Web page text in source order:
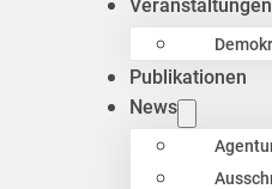
Veranstaltungen
Publikationen
News